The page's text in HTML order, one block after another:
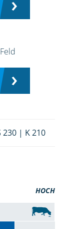
230 | K 210
HOCH